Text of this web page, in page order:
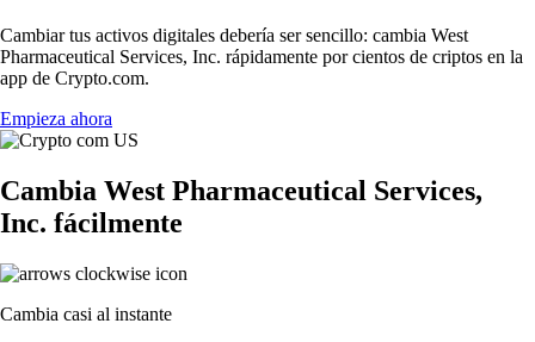
Cambiar tus activos digitales debería ser sencillo: cambia West
Pharmaceutical Services, Inc. rápidamente por cientos de criptos en la
app de Crypto.com.
Empieza ahora
Cambia West Pharmaceutical Services,
Inc. fácilmente
Cambia casi al instante